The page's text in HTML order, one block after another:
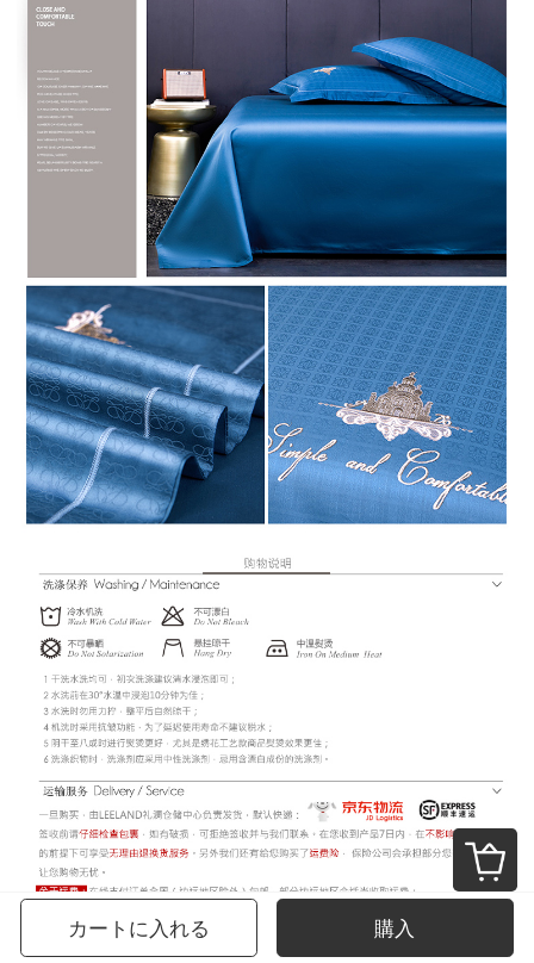
カートに入れる 購入